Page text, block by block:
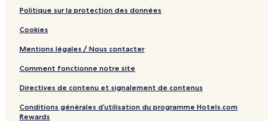
t
o
-
A
d
u
t
Politique sur la protection des données
Cookies
Mentions légales / Nous contacter
Comment fonctionne notre site
Directives de contenu et signalement de contenus
Conditions générales d’utilisation du programme Hotels.com
Rewards